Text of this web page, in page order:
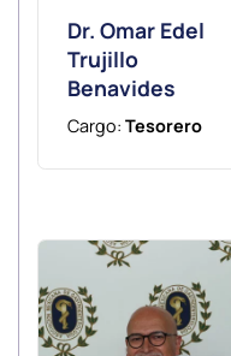
Dr. Omar Edel
Trujillo
Benavides
Cargo: Tesorero